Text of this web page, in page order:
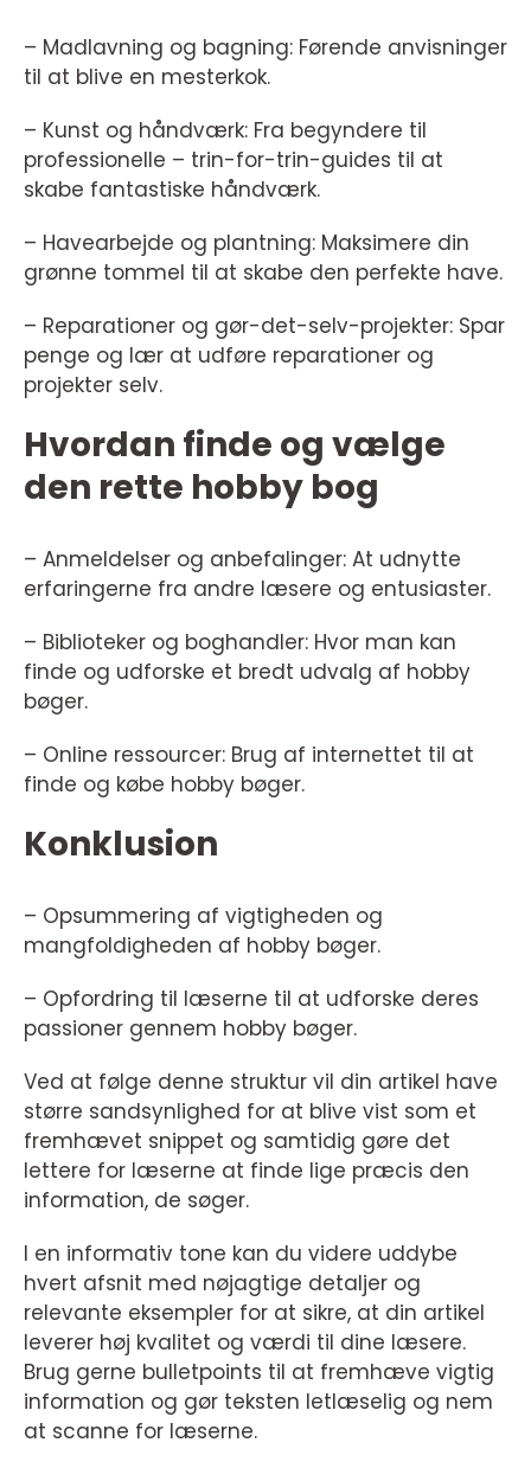
– Madlavning og bagning: Førende anvisninger
til at blive en mesterkok.
– Kunst og håndværk: Fra begyndere til
professionelle – trin-for-trin-guides til at
skabe fantastiske håndværk.
– Havearbejde og plantning: Maksimere din
grønne tommel til at skabe den perfekte have.
– Reparationer og gør-det-selv-projekter: Spar
penge og lær at udføre reparationer og
projekter selv.
Hvordan finde og vælge
den rette hobby bog
– Anmeldelser og anbefalinger: At udnytte
erfaringerne fra andre læsere og entusiaster.
– Biblioteker og boghandler: Hvor man kan
finde og udforske et bredt udvalg af hobby
bøger.
– Online ressourcer: Brug af internettet til at
finde og købe hobby bøger.
Konklusion
– Opsummering af vigtigheden og
mangfoldigheden af hobby bøger.
– Opfordring til læserne til at udforske deres
passioner gennem hobby bøger.
Ved at følge denne struktur vil din artikel have
større sandsynlighed for at blive vist som et
fremhævet snippet og samtidig gøre det
lettere for læserne at finde lige præcis den
information, de søger.
I en informativ tone kan du videre uddybe
hvert afsnit med nøjagtige detaljer og
relevante eksempler for at sikre, at din artikel
leverer høj kvalitet og værdi til dine læsere.
Brug gerne bulletpoints til at fremhæve vigtig
information og gør teksten letlæselig og nem
at scanne for læserne.